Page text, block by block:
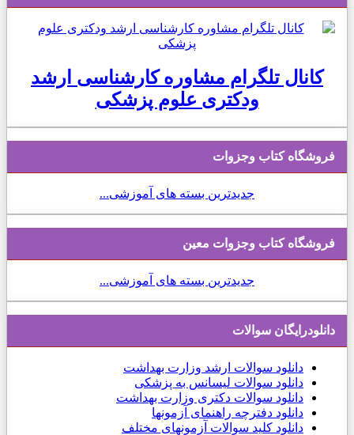
کانال تلگرام مشاوره کارشناسی ارشد
ودکتری علوم پزشکی
فروشگاه کتاب وجزوات
جدیدترین بسته های آموزشی...
فروشگاه کتاب وجزوات معین
جدیدترین بسته های آموزشی...
دانلودرایگان سوالات
دانلود سوالات ارشد وزارت بهداشت
دانلود سوالات لیسانس به پزشکی
دانلود سوالات دکتری وزارت بهداشت
دانلود دفترچه راهنمای آزمونها
دانلود کلید سوالات آزمونهای مختلف